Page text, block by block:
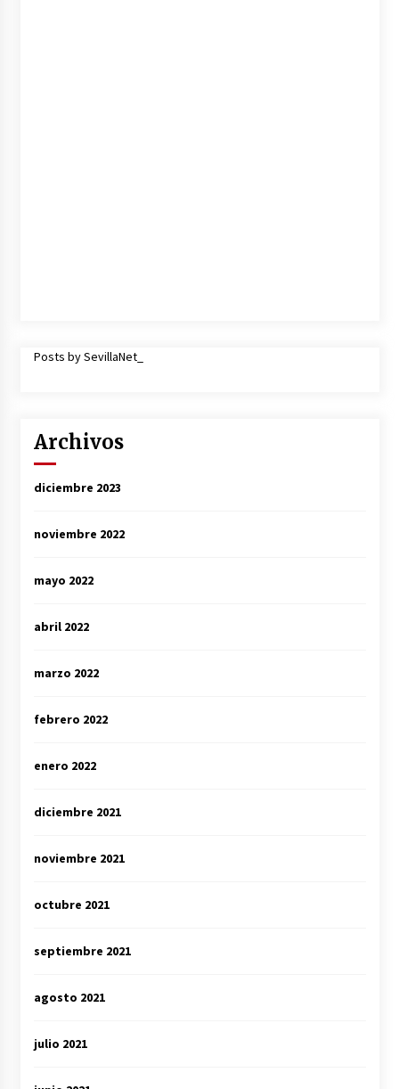
Posts by SevillaNet_
Archivos
diciembre 2023
noviembre 2022
mayo 2022
abril 2022
marzo 2022
febrero 2022
enero 2022
diciembre 2021
noviembre 2021
octubre 2021
septiembre 2021
agosto 2021
julio 2021